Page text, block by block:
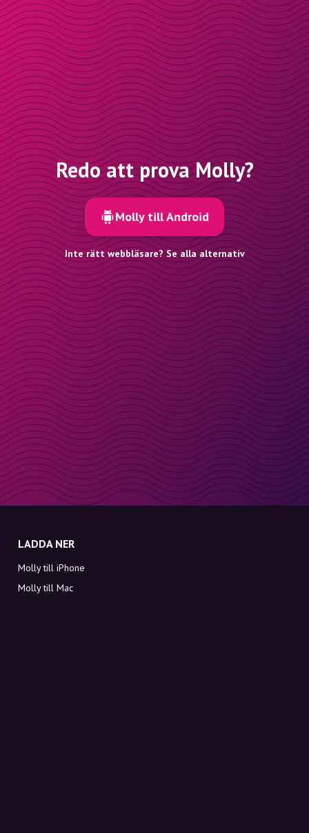
Redo att prova Molly?
Molly till Android
Inte rätt webbläsare? Se alla alternativ
LADDA NER
Molly till iPhone
Molly till Mac